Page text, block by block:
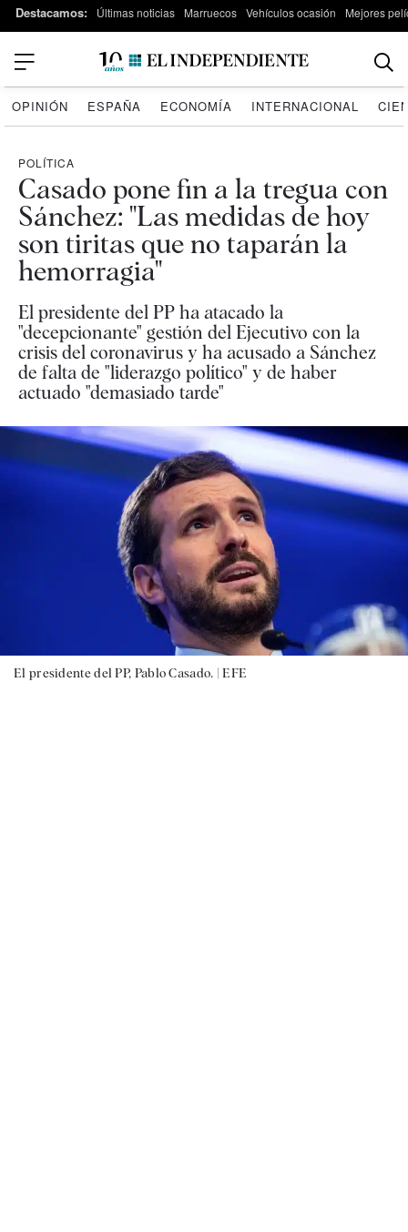
Destacamos: Últimas noticias Marruecos Vehículos ocasión Mejores
OPINIÓN ESPAÑA ECONOMÍA INTERNACIONAL
POLÍTICA
Casado pone fin a la tregua con
Sánchez: "Las medidas de hoy
son tiritas que no taparán la
hemorragia"
El presidente del PP ha atacado la
"decepcionante" gestión del Ejecutivo con la
crisis del coronavirus y ha acusado a Sánchez
de falta de "liderazgo político" y de haber
actuado "demasiado tarde"
El presidente del PP, Pablo Casado. |EFE